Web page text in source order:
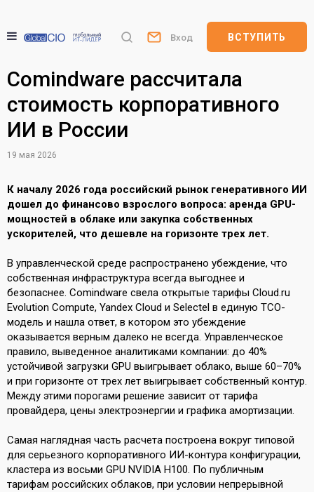
Вход ВСТУПИТЬ
Comindware рассчитала
стоимость корпоративного
ИИ в России
19 мая 2026
К началу 2026 года российский рынок генеративного ИИ
дошел до финансово взрослого вопроса: аренда GPU-
мощностей в облаке или закупка собственных
ускорителей, что дешевле на горизонте трех лет.
В управленческой среде распространено убеждение, что
собственная инфраструктура всегда выгоднее и
безопаснее. Comindware свела открытые тарифы Cloud.ru
Evolution Compute, Yandex Cloud и Selectel в единую TCO-
модель и нашла ответ, в котором это убеждение
оказывается верным далеко не всегда. Управленческое
правило, выведенное аналитиками компании: до 40%
устойчивой загрузки GPU выигрывает облако, выше 60–70%
и при горизонте от трех лет выигрывает собственный контур.
Между этими порогами решение зависит от тарифа
провайдера, цены электроэнергии и графика амортизации.
Самая наглядная часть расчета построена вокруг типовой
для серьезного корпоративного ИИ-контура конфигурации,
кластера из восьми GPU NVIDIA H100. По публичным
тарифам российских облаков, при условии непрерывной